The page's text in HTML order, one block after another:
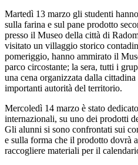
Martedì 13 marzo gli studenti
sulla farina e sul pane prodotto
presso il Museo della città di
visitato un villaggio storico
pomeriggio, hanno ammirato il
parco circostante; la sera, tutti i
una cena organizzata dalla
importanti autorità del territorio.
Mercoledì 14 marzo è stato
internazionali, su uno dei prodotti
Gli alunni si sono confrontati sui
e sulla forma che il prodotto dovrà
raccogliere materiali per il